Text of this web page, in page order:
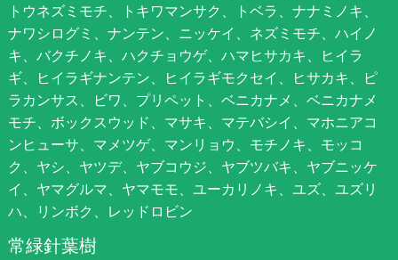
トウネズミモチ、トキワマンサク、トベラ、ナナミノキ、
ナワシログミ、ナンテン、ニッケイ、ネズミモチ、ハイノ
キ、バクチノキ、ハクチョウゲ、ハマヒサカキ、ヒイラ
ギ、ヒイラギナンテン、ヒイラギモクセイ、ヒサカキ、ピ
ラカンサス、ビワ、プリペット、ベニカナメ、ベニカナメ
モチ、ボックスウッド、マサキ、マテバシイ、マホニアコ
ンヒューサ、マメツゲ、マンリョウ、モチノキ、モッコ
ク、ヤシ、ヤツデ、ヤブコウジ、ヤブツバキ、ヤブニッケ
イ、ヤマグルマ、ヤマモモ、ユーカリノキ、ユズ、ユズリ
ハ、リンボク、レッドロビン
常緑針葉樹